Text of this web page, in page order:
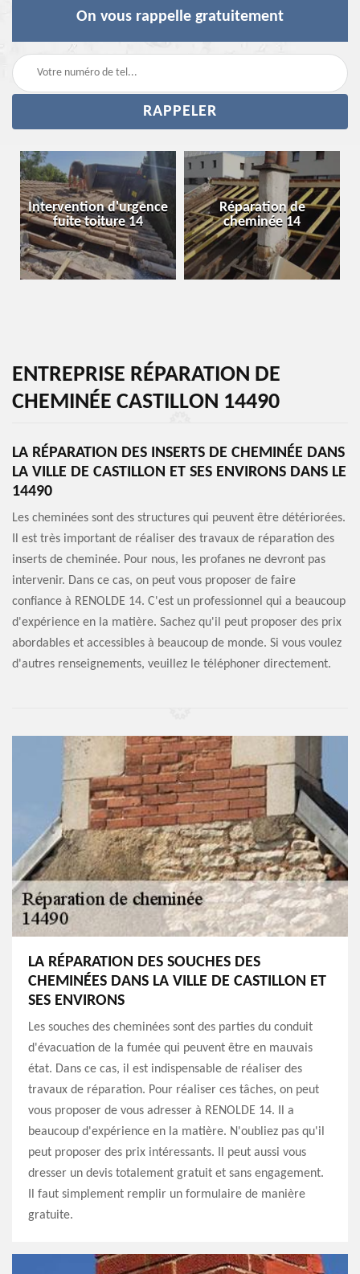
On vous rappelle gratuitement
Intervention d'urgence
fuite toiture 14
Réparation de
cheminée 14
ENTREPRISE RÉPARATION DE
CHEMINÉE CASTILLON 14490
LA RÉPARATION DES INSERTS DE CHEMINÉE DANS
LA VILLE DE CASTILLON ET SES ENVIRONS DANS LE
14490
Les cheminées sont des structures qui peuvent être détériorées.
Il est très important de réaliser des travaux de réparation des
inserts de cheminée. Pour nous, les profanes ne devront pas
intervenir. Dans ce cas, on peut vous proposer de faire
confiance à RENOLDE 14. C'est un professionnel qui a beaucoup
d'expérience en la matière. Sachez qu'il peut proposer des prix
abordables et accessibles à beaucoup de monde. Si vous voulez
d'autres renseignements, veuillez le téléphoner directement.
LA RÉPARATION DES SOUCHES DES
CHEMINÉES DANS LA VILLE DE CASTILLON ET
SES ENVIRONS
Les souches des cheminées sont des parties du conduit
d'évacuation de la fumée qui peuvent être en mauvais
état. Dans ce cas, il est indispensable de réaliser des
travaux de réparation. Pour réaliser ces tâches, on peut
vous proposer de vous adresser à RENOLDE 14. Il a
beaucoup d'expérience en la matière. N'oubliez pas qu'il
peut proposer des prix intéressants. Il peut aussi vous
dresser un devis totalement gratuit et sans engagement.
Il faut simplement remplir un formulaire de manière
gratuite.